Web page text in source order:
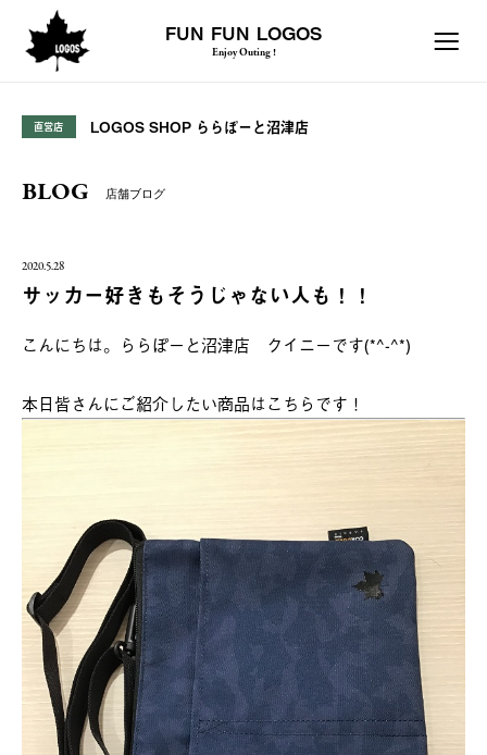
FUN FUN LOGOS
Enjoy Outing !
直営店 LOGOS SHOP ららぽーと沼津店
BLOG 店舗ブログ
2020.5.28
サッカー好きもそうじゃない人も！！
こんにちは。ららぽーと沼津店 クイニーです(*^-^*)
本日皆さんにご紹介したい商品はこちらです！